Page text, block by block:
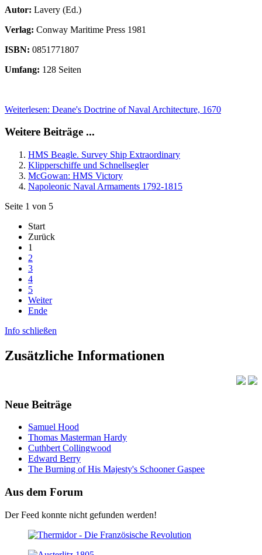
Autor: Lavery (Ed.)
Verlag: Conway Maritime Press 1981
ISBN: 0851771807
Umfang: 128 Seiten
Weiterlesen: Deane's Doctrine of Naval Architecture, 1670
Weitere Beiträge ...
HMS Beagle. Survey Ship Extraordinary
Klipperschiffe und Schnellsegler
McGowan: HMS Victory
Napoleonic Naval Armaments 1792-1815
Seite 1 von 5
Start
Zurück
1
2
3
4
5
Weiter
Ende
Info schließen
Zusätzliche Informationen
Neue Beiträge
Samuel Hood
Thomas Masterman Hardy
Cuthbert Collingwood
Edward Berry
The Burning of His Majesty's Schooner Gaspee
Aus dem Forum
Der Feed konnte nicht gefunden werden!